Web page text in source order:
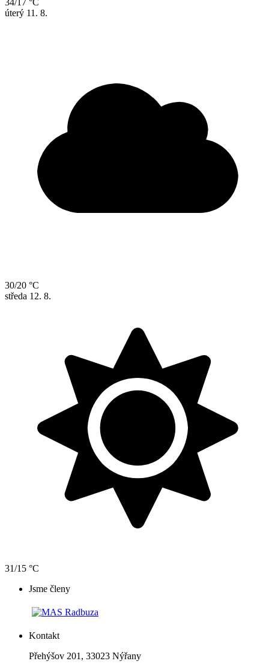
34/17 °C
úterý 11. 8.
30/20 °C
středa 12. 8.
31/15 °C
Jsme členy
Kontakt
Přehýšov 201, 33023 Nýřany